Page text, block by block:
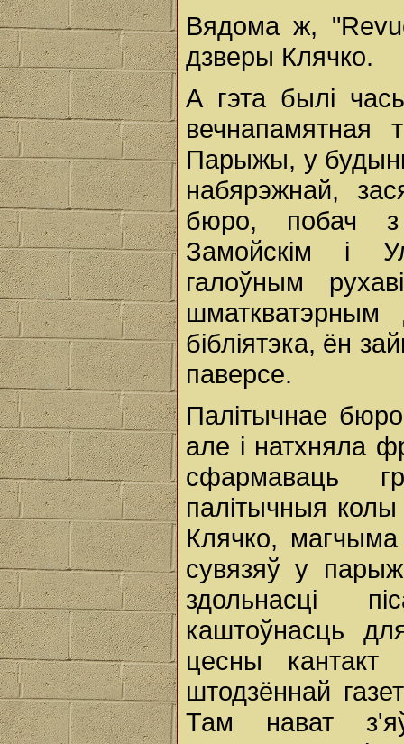
Вядома ж,
дзверы Клячко.
А гэта былі
вечнапамятная
Парыжы, у
набярэжнай,
бюро, побач з
Замойскім і
галоўным
шматкватэрным
бібліятэка, ён
паверсе.
Палітычнае
але і натхняла
сфармаваць
палітычныя
Клячко,
сувязяў у
здольнасці
каштоўнасць
цесны
штодзённай
Там нават